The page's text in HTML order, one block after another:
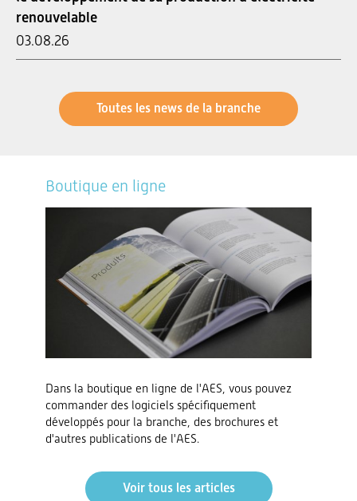
renouvelable
03.08.26
Toutes les news de la branche
Boutique en ligne
Dans la boutique en ligne de l'AES, vous pouvez
commander des logiciels spécifiquement
développés pour la branche, des brochures et
d'autres publications de l'AES.
Voir tous les articles